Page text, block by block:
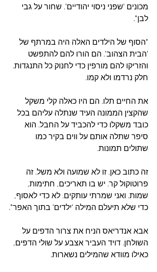
מכונים 'שפני ניסוי יהודיים'. שחור על גבי
לבן".
"הסוף של הילדים האלה היה במרתף של
'הבית הצהוב'. הם הורו להם להתפשט
והזריקו להם מורפין כדי לחנוק כל התנגדות.
חלק נרדמו ולא קמו.
את החיים תלו. הם היו כאלה קלי משקל
שהקצין הממונה העיד שנתלה עליהם בכל
כובד משקלו כדי להכביד על החבל. הוא
סיפר שתלה אותם על ווים בקיר כמו
שתולים תמונות.
זה כתוב כאן. זו לא שמועה ולא משל. זה
פרוטוקול קר. יש בו תאריכים, חתימות,
שמות. ואני שמרתי עותקים. לא כדי לאסוף,
כדי שלא תיעלם המילה 'ילדים' בתוך האפר".
אבא אנדריאס הניח את צרור הדפים על
השולחן. דויד העביר אצבע על שולי הדפים,
כאילו מוודא שהמילים נשארות.